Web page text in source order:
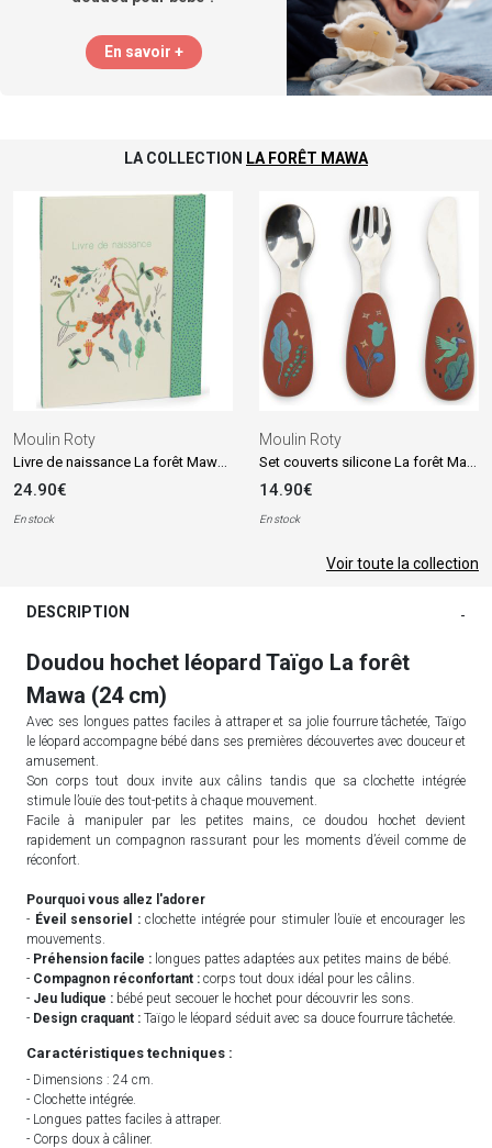
En savoir +
LA COLLECTION LA FORÊT MAWA
Moulin Roty
24.90€
En stock
Moulin Roty
14.90€
En stock
Voir toute la collection
DESCRIPTION -
Doudou hochet léopard Taïgo La forêt
Mawa (24 cm)
Avec ses longues pattes faciles à attraper et sa jolie fourrure tâchetée, Taïgo
le léopard accompagne bébé dans ses premières découvertes avec douceur et
amusement.
Son corps tout doux invite aux câlins tandis que sa clochette intégrée
stimule l’ouïe des tout-petits à chaque mouvement.
Facile à manipuler par les petites mains, ce doudou hochet devient
rapidement un compagnon rassurant pour les moments d’éveil comme de
réconfort.
Pourquoi vous allez l'adorer
- Éveil sensoriel :clochette intégrée pour stimuler l’ouïe et encourager les
mouvements.
- Préhension facile : longues pattes adaptées aux petites mains de bébé.
- Compagnon réconfortant : corps tout doux idéal pour les câlins.
- Jeu ludique : bébé peut secouer le hochet pour découvrir les sons.
- Design craquant : Taïgo le léopard séduit avec sa douce fourrure tâchetée.
Caractéristiques techniques :
- Dimensions : 24 cm.
- Clochette intégrée.
- Longues pattes faciles à attraper.
- Corps doux à câliner.